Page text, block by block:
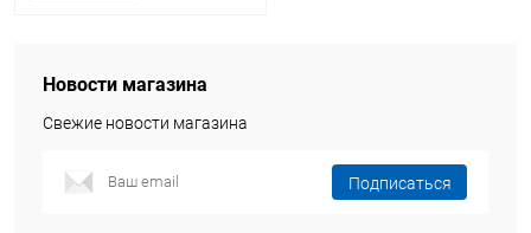
Новости магазина
Свежие новости магазина
Подписаться